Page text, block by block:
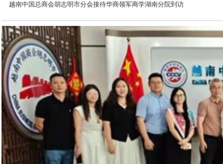
越南中国总商会胡志明市分会接待华商领军商学湖南分院到访